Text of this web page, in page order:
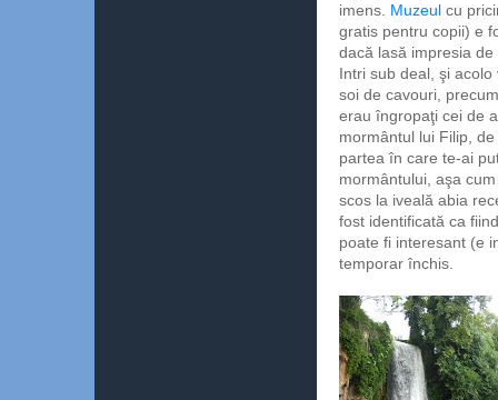
imens. Muzeul cu
gratis pentru copii) e
dacă lasă impresia
Intri sub deal, şi
soi de cavouri,
erau îngropaţi cei de
mormântul lui Filip,
partea în care te-ai
mormântului, aşa
scos la iveală abia
fost identificată ca
poate fi interesant (e
temporar închis.